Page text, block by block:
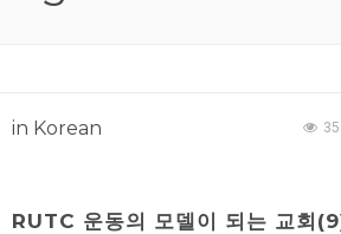
in Korean
RUTC 운동의 모델이 되는 교회